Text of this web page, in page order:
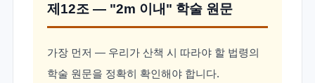
제12조 — "2m 이내" 학술 원문
가장 먼저 — 우리가 산책 시 따라야 할 법령의
학술 원문을 정확히 확인해야 합니다.